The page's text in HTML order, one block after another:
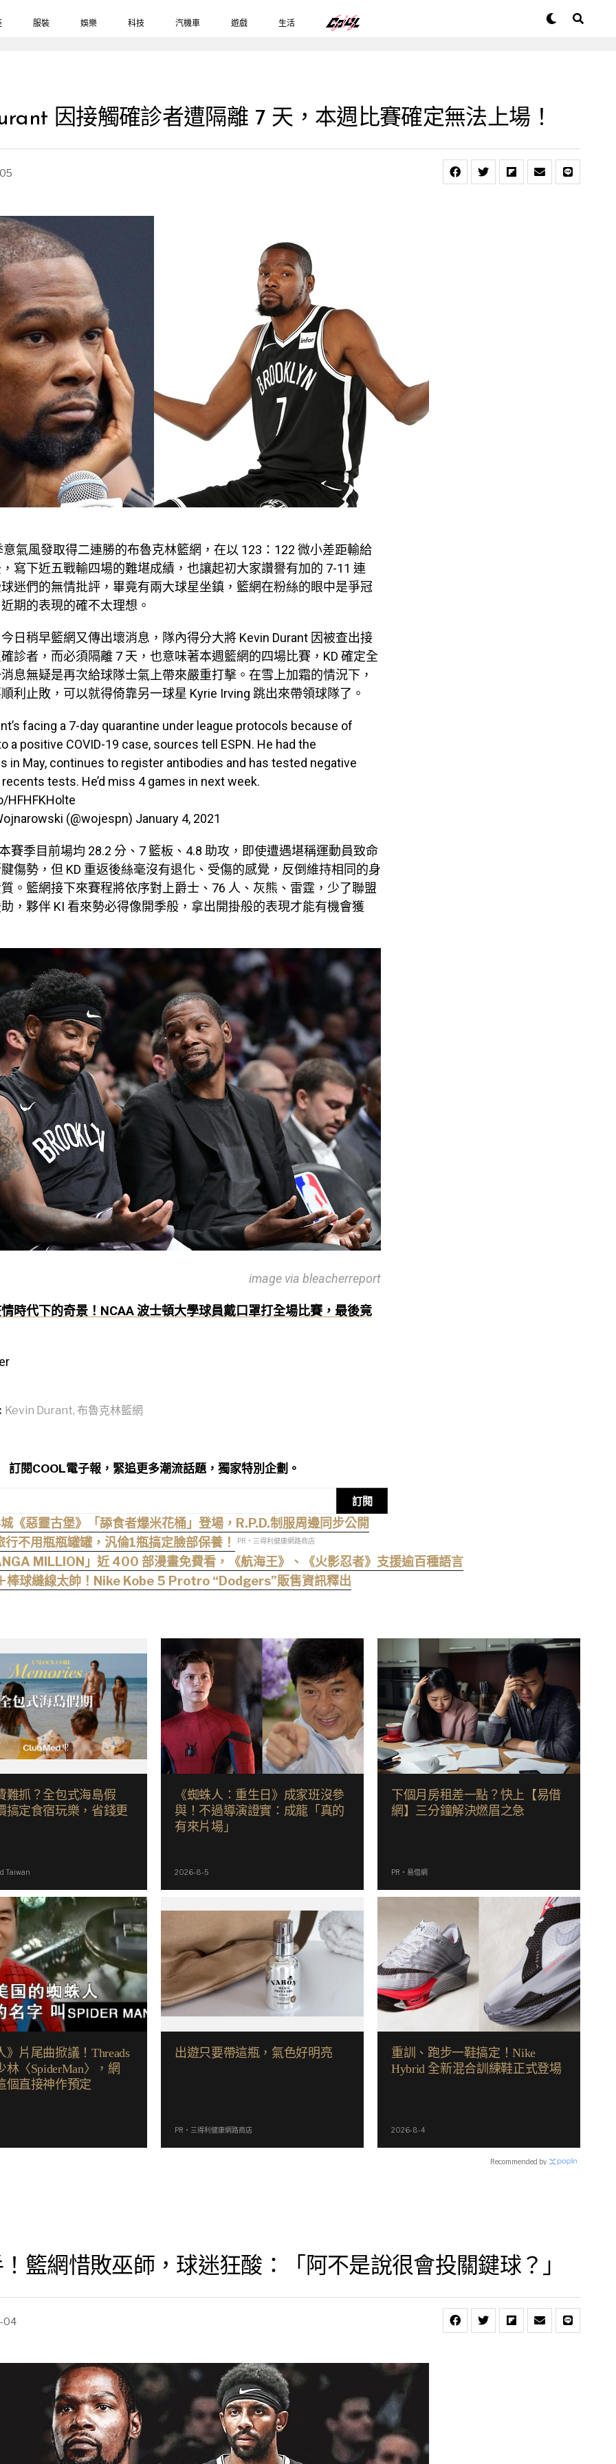
服裝 娛樂 科技 汽機車 遊戲 生活
因接觸確診者遭隔離 7 天，本週比賽確定無法上場！
意氣風發取得二連勝的布魯克林籃網，在以 123：122 微小差距輸給
寫下近五戰輸四場的難堪成績，也讓起初大家讚譽有加的 7-11 連
迷們的無情批評，畢竟有兩大球星坐鎮，籃網在粉絲的眼中是爭冠
期的表現的確不太理想。
日稍早籃網又傳出壞消息，隊內得分大將 Kevin Durant 因被查出接
診者，而必須隔離 7 天，也意味著本週籃網的四場比賽，KD 確定全
息無疑是再次給球隊士氣上帶來嚴重打擊。在雪上加霜的情況下，
利止敗，可以就得倚靠另一球星 Kyrie Irving 跳出來帶領球隊了。
facing a 7-day quarantine under league protocols because of
a positive COVID-19 case, sources tell ESPN. He had the
in May, continues to register antibodies and has tested negative
tests. He’d miss 4 games in next week.
HFHFKHolte
(@wojespn) January 4, 2021
賽季目前場均 28.2 分、7 籃板、4.8 助攻，即使遭遇堪稱運動員致命
傷勢，但 KD 重返後絲毫沒有退化、受傷的感覺，反倒維持相同的身
。籃網接下來賽程將依序對上爵士、76 人、灰熊、雷霆，少了聯盟
，夥伴 KI 看來勢必得像開季般，拿出開掛般的表現才能有機會獲
image via bleacherreport
時代下的奇景！NCAA 波士頓大學球員戴口罩打全場比賽，最後竟
Kevin Durant, 布魯克林籃網
訂閱COOL電子報，緊追更多潮流話題，獨家特別企劃。
訂閱
《惡靈古堡》「舔食者爆米花桶」登場，R.P.D.制服周邊同步公開
行不用瓶瓶罐罐，汎倫1瓶搞定臉部保養！
PR・三得利健康網路商店
MILLION」近 400 部漫畫免費看，《航海王》、《火影忍者》支援逾百種語言
棒球縫線太帥！Nike Kobe 5 Protro “Dodgers”販售資訊釋出
難抓？全包式海島假
搞定食宿玩樂，省錢更
Taiwan
《蜘蛛人：重生日》成家班沒參
與！不過導演證實：成龍「真的
有來片場」
2026-8-5
下個月房租差一點？快上【易借
網】三分鐘解決燃眉之急
PR・易借網
》片尾曲掀議！Threads
林〈SpiderMan〉，網
個直接神作預定
出遊只要帶這瓶，氣色好明亮
PR・三得利健康網路商店
重訓、跑步一鞋搞定！Nike
Hybrid 全新混合訓練鞋正式登場
2026-8-4
Recommended by
籃網惜敗巫師，球迷狂酸：「阿不是說很會投關鍵球？」
04